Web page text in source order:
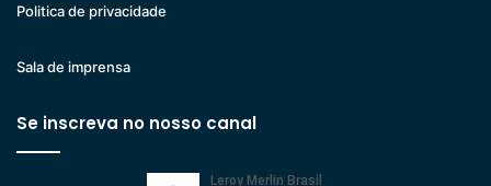
Politica de privacidade
Sala de imprensa
Se inscreva no nosso canal